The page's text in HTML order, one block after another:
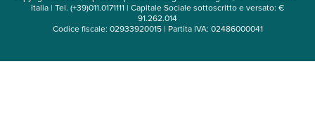
Italia | Tel. (+39)011.0171111 | Capitale Sociale sottoscritto e versato: €
91.262.014
Codice fiscale: 02933920015 | Partita IVA: 02486000041